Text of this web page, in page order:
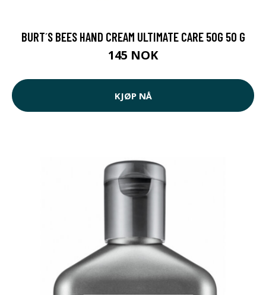
BURT´S BEES HAND CREAM ULTIMATE CARE 50G 50 G
145 NOK
KJØP NÅ